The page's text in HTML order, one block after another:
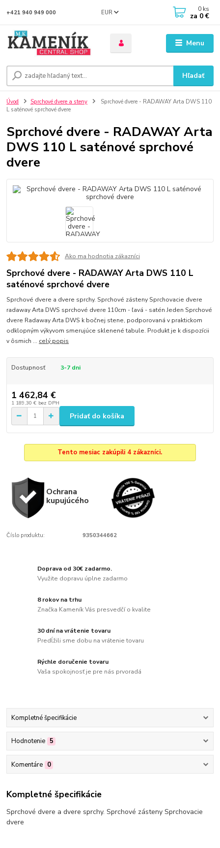
Menu
EUR
Hľadať
+421 940 949 000 0 ks
za 0 €
Úvod Sprchové dvere a steny
Sprchové dvere - RADAWAY Arta DWS 110
L saténové sprchové dvere
Sprchové dvere - RADAWAY Arta
DWS 110 L saténové sprchové
dvere
Ako ma hodnotia zákazníci
Sprchové dvere - RADAWAY Arta DWS 110 L
saténové sprchové dvere
Sprchové dvere a dvere sprchy. Sprchové zásteny Sprchovacie dvere
radaway Arta DWS sprchové dvere 110cm - ľavá - satén Jeden Sprchové
dvere Radaway Arta DWS k bočnej stene, podporovaná v praktickom
odklopným výkyvom smerujúce sklenené tabule. Produkt je k dispozícii
v ôsmich ... celý popis
Dostupnosť 3-7 dni
1 462,84 €
1 189,30 € bez DPH
Pridať do košíka
Tento mesiac zakúpili 4 zákazníci.
Ochrana
kupujúcého
Číslo produktu: 9350344662
Doprava od 30€ zadarmo.
Využite dopravu úplne zadarmo
8 rokov na trhu
Značka Kameník Vás presvedčí o kvalite
30 dní na vrátenie tovaru
Predĺžili sme dobu na vrátenie tovaru
Rýchle doručenie tovaru
Vaša spokojnosť je pre nás prvoradá
Kompletné špecifikácie
Hodnotenie 5
Komentáre 0
Kompletné špecifikácie
Sprchové dvere a dvere sprchy. Sprchové zásteny Sprchovacie
dvere